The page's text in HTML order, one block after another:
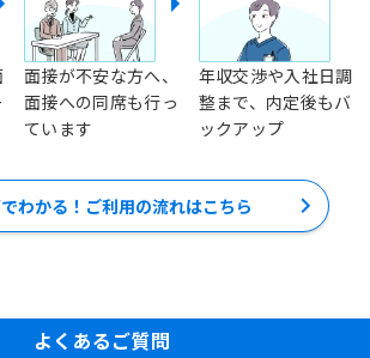
面接が不安な方へ、
面接への同席も行っ
ています
年収交渉や入社日調
整まで、内定後もバ
ックアップ
わかる！ご利用の流れはこちら
よくあるご質問